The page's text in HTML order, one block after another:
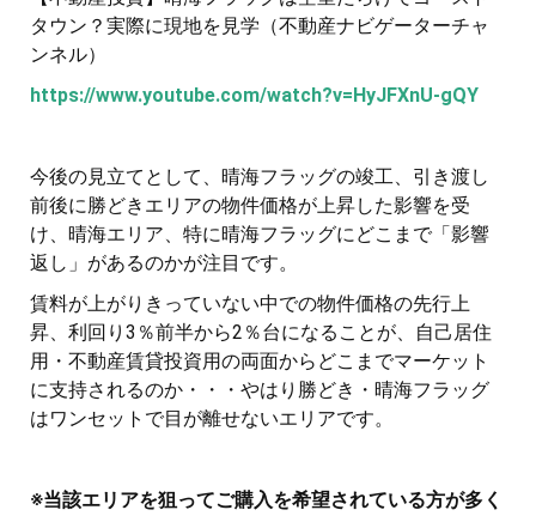
タウン？実際に現地を見学（不動産ナビゲーターチャ
ンネル）
https://www.youtube.com/watch?v=HyJFXnU-gQY
今後の見立てとして、晴海フラッグの竣工、引き渡し
前後に勝どきエリアの物件価格が上昇した影響を受
け、晴海エリア、特に晴海フラッグにどこまで「影響
返し」があるのかが注目です。
賃料が上がりきっていない中での物件価格の先行上
昇、利回り3％前半から2％台になることが、自己居住
用・不動産賃貸投資用の両面からどこまでマーケット
に支持されるのか・・・やはり勝どき・晴海フラッグ
はワンセットで目が離せないエリアです。
※当該エリアを狙ってご購入を希望されている方が多く